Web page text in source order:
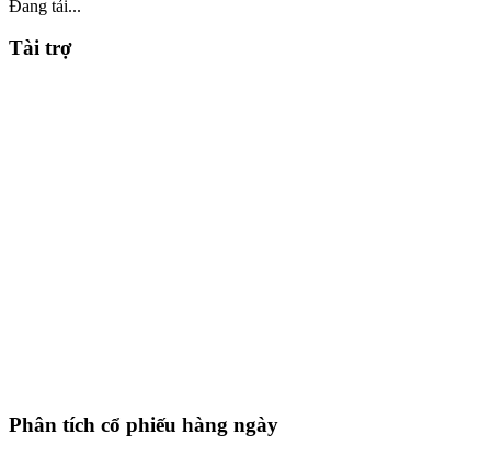
Đang tải...
Tài trợ
Phân tích cổ phiếu hàng ngày